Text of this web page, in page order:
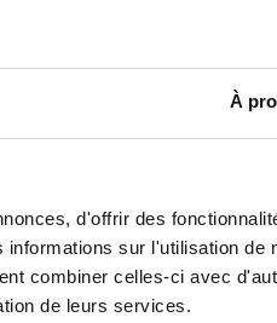
À
d'offrir des
sur l'utilisation de
combiner celles-ci avec
de leurs services.
urgence ?
souhaitez être